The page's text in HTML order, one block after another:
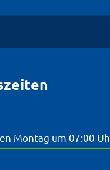
Öffnungs- oder
Montag um 07:00